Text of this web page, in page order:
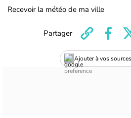
Recevoir la météo de ma ville
Ajouter à vos
Partager